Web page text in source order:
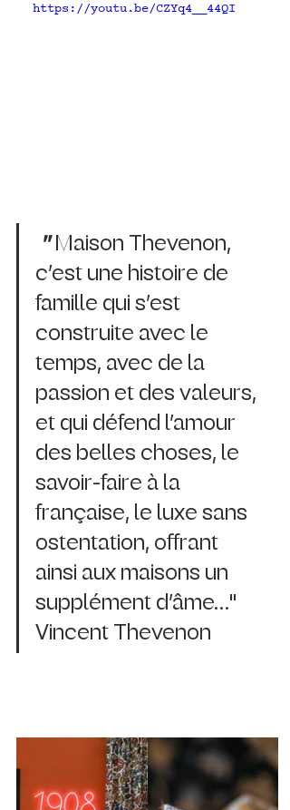
https://youtu.be/CZYq4__44QI
" Maison Thevenon,
c’est une histoire de
famille qui s’est
construite avec le
temps, avec de la
passion et des valeurs,
et qui défend l’amour
des belles choses, le
savoir-faire à la
française, le luxe sans
ostentation, offrant
ainsi aux maisons un
supplément d’âme…"
Vincent Thevenon